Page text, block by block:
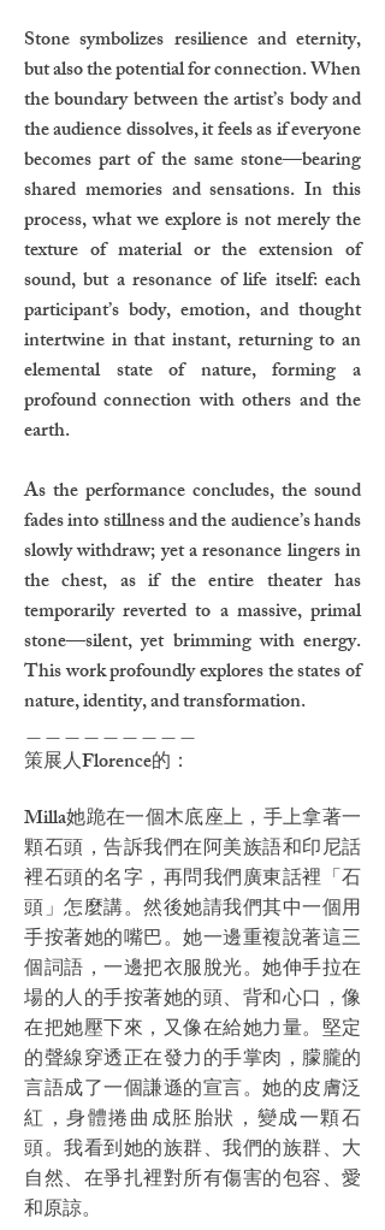
Stone symbolizes resilience and eternity,
but also the potential for connection. When
the boundary between the artist’s body and
the audience dissolves, it feels as if everyone
becomes part of the same stone—bearing
shared memories and sensations. In this
process, what we explore is not merely the
texture of material or the extension of
sound, but a resonance of life itself: each
participant’s body, emotion, and thought
intertwine in that instant, returning to an
elemental state of nature, forming a
profound connection with others and the
earth.
As the performance concludes, the sound
fades into stillness and the audience’s hands
slowly withdraw; yet a resonance lingers in
the chest, as if the entire theater has
temporarily reverted to a massive, primal
stone—silent, yet brimming with energy.
This work profoundly explores the states of
nature, identity, and transformation.
＿＿＿＿＿＿＿＿＿
策展人Florence的：
Milla她跪在一個木底座上，手上拿著一
顆石頭，告訴我們在阿美族語和印尼話
裡石頭的名字，再問我們廣東話裡「石
頭」怎麼講。然後她請我們其中一個用
手按著她的嘴巴。她一邊重複說著這三
個詞語，一邊把衣服脫光。她伸手拉在
場的人的手按著她的頭、背和心口，像
在把她壓下來，又像在給她力量。堅定
的聲線穿透正在發力的手掌肉，朦朧的
言語成了一個謙遜的宣言。她的皮膚泛
紅，身體捲曲成胚胎狀，變成一顆石
頭。我看到她的族群、我們的族群、大
自然、在爭扎裡對所有傷害的包容、愛
和原諒。